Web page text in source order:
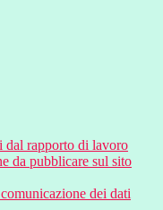
dal rapporto di lavoro
da pubblicare sul sito
dei dati